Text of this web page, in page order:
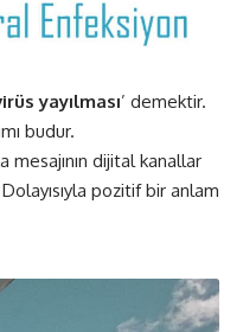
yayılması’ demektir.
budur.
mesajının dijitalkanallar
Dolayısıyla pozitif bir anlam